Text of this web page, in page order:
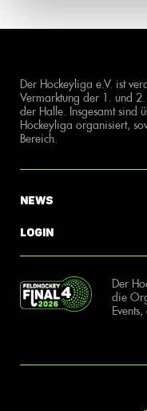
Der Hockeyliga e.V. ist
Vermarktung der 1. und
der Halle. Insgesamt sind
Hockeyliga organisiert,
Bereich.
News
Login
Der
die